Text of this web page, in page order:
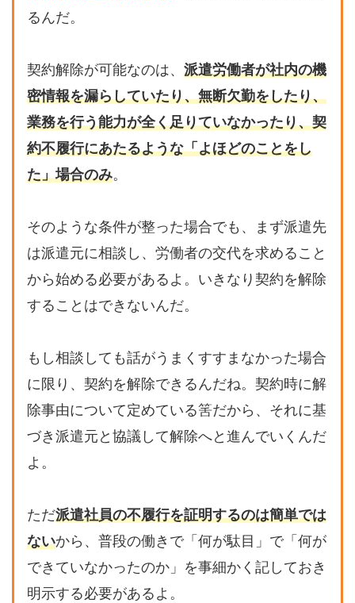
るんだ。
契約解除が可能なのは、 派遣労働者が社内の機
密情報を漏らしていたり、無断欠勤をしたり、
業務を行う能力が全く足りていなかったり、契
約不履行にあたるような「よほどのことをし
た」場合のみ。
そのような条件が整った場合でも、まず派遣先
は派遣元に相談し、労働者の交代を求めること
から始める必要があるよ。いきなり契約を解除
することはできないんだ。
もし相談しても話がうまくすすまなかった場合
に限り、契約を解除できるんだね。契約時に解
除事由について定めている筈だから、それに基
づき派遣元と協議して解除へと進んでいくんだ
よ。
ただ派遣社員の不履行を証明するのは簡単では
ないから、普段の働きで「何が駄目」で「何が
できていなかったのか」を事細かく記しておき
明示する必要があるよ。